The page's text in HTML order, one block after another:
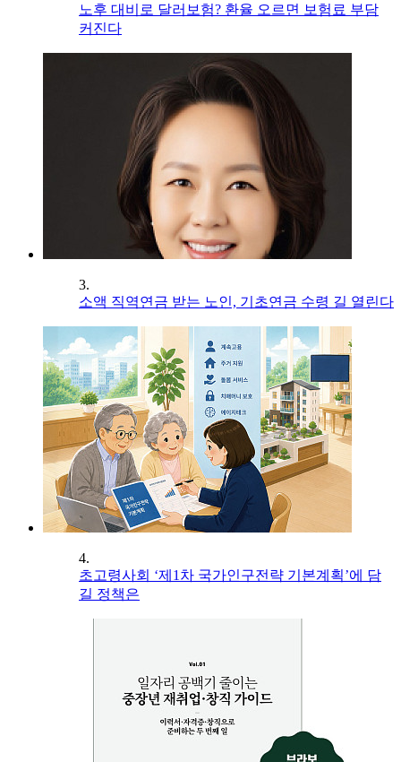
노후 대비로 달러보험? 환율 오르면 보험료 부담
커진다
3.
소액 직역연금 받는 노인, 기초연금 수령 길 열린다
4.
초고령사회 ‘제1차 국가인구전략 기본계획’에 담
길 정책은